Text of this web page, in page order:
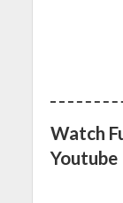
Watch
Youtube